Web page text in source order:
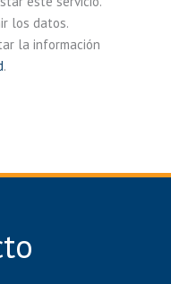
los datos.
la información
.